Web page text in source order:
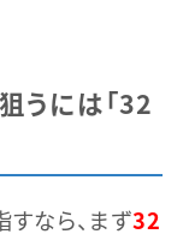
うには「32
すなら、まず32